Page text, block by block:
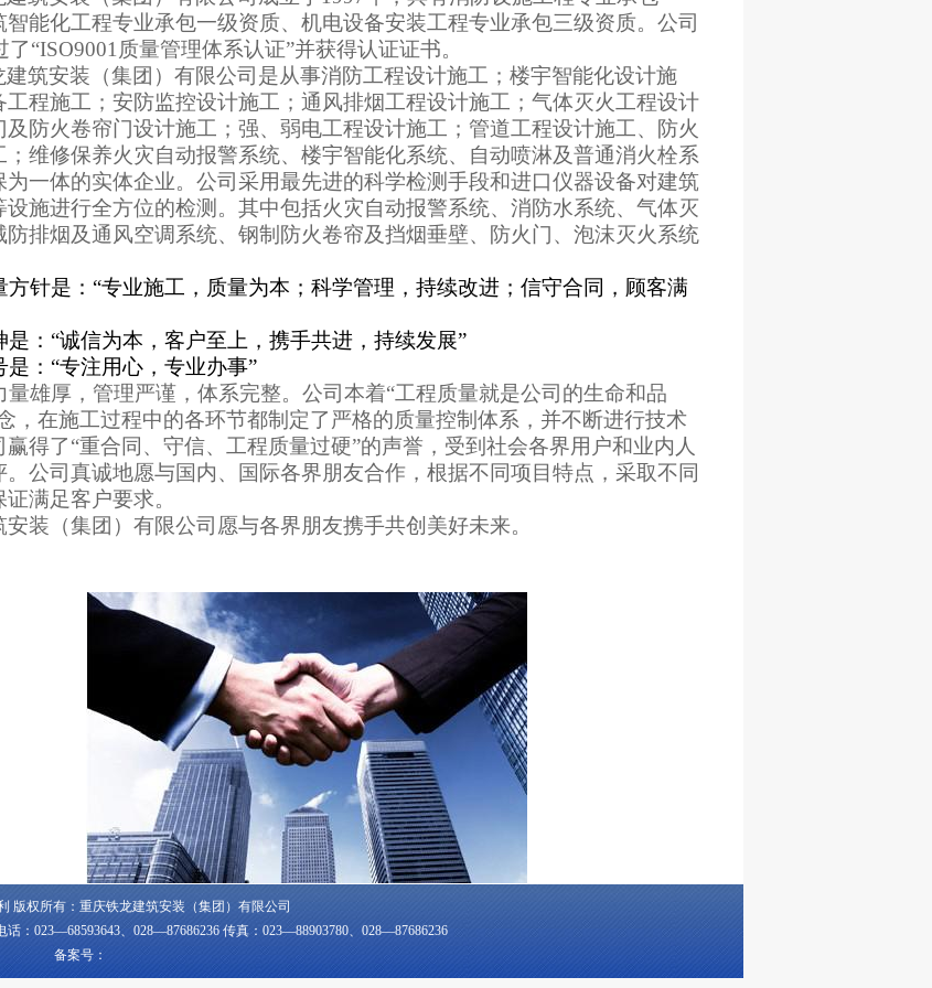
能化工程专业承包一级资质、机电设备安装工程专业承包三级资质。 公司
了“ISO9001质量管理体系认证”并获得认证证书。
筑安装（集团）有限公司 是从事消防工程设计施工 ；楼宇智能化设计施
程施工； 安防监控设计施工 ；通风排烟工程设计施工；气体灭火工程设计
防火卷帘门设计施工；强、弱电工程设计施工；管道工程设计施工、
防火
；维修保养火灾自动报警系统、楼宇智能化系统、 自动喷淋及普通消火栓系
为一体的实体企业。公司 采用最先进的科学检测手段和进口仪器设备对建筑
设施进行全方位的检测。其中包括火灾自动报警系统、消防水系统、气体灭
防排烟及通风空调系统、钢制防火卷帘及挡烟垂壁、防火门、泡沫灭火系统
方针是 ： “专业施工，质量为本；科学管理，持续改进；信守合同，顾客满
是 ：“诚信为本，客户至上， 携手共进 ， 持续发展”
是 ：“专注用心，专业办事”
量雄厚，管理严谨 ，体系完整。公司本着“工程质量就是公司的生命和品
，在施工过程中的各环节都制定了严格的质量控制体系，并不断进行技术
得了“重合同、守信、工程质量过硬”的声誉，受到社会各界用户和业内人
。公司真诚地愿与国内、国际各界朋友合作，根据不同项目特点，采取不同
满足客户要求。
装（集团）有限公司愿与各界朋友携手共创美好未来。
版权所有：重庆铁龙建筑安装（集团）有限公司
：023—68593643、028—87686236 传真：023—88903780、028—87686236
备案号：